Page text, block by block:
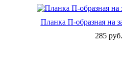
Планка П-образная на
285